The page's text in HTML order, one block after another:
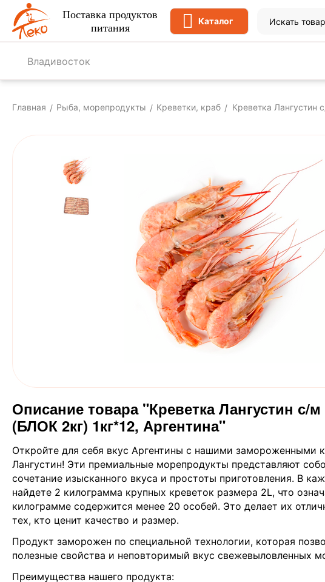
Поставка продуктов
питания
Каталог
Владивосток
Главная / Рыба, морепродукты / Креветки, краб / Креветка Лангустин
Описание товара "Креветка Лангустин с/
(БЛОК 2кг) 1кг*12, Аргентина"
Откройте для себя вкус Аргентины с нашими замороженными
Лангустин! Эти премиальные морепродукты представляют
сочетание изысканного вкуса и простоты приготовления. В
найдете 2 килограмма крупных креветок размера 2L, что
килограмме содержится менее 20 особей. Это делает их
тех, кто ценит качество и размер.
Продукт заморожен по специальной технологии, которая
полезные свойства и неповторимый вкус свежевыловленных
Преимущества нашего продукта: